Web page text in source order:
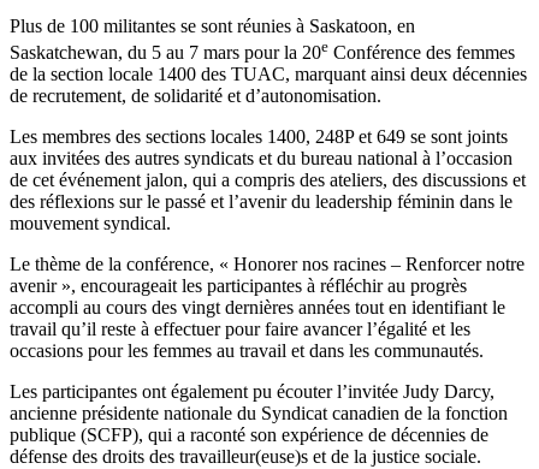
Plus de 100 militantes se sont réunies à Saskatoon, en
Saskatchewan, du 5 au 7 mars pour la 20e Conférence des femmes
de la section locale 1400 des TUAC, marquant ainsi deux décennies
de recrutement, de solidarité et d’autonomisation.
Les membres des sections locales 1400, 248P et 649 se sont joints
aux invitées des autres syndicats et du bureau national à l’occasion
de cet événement jalon, qui a compris des ateliers, des discussions et
des réflexions sur le passé et l’avenir du leadership féminin dans le
mouvement syndical.
Le thème de la conférence, « Honorer nos racines – Renforcer notre
avenir », encourageait les participantes à réfléchir au progrès
accompli au cours des vingt dernières années tout en identifiant le
travail qu’il reste à effectuer pour faire avancer l’égalité et les
occasions pour les femmes au travail et dans les communautés.
Les participantes ont également pu écouter l’invitée Judy Darcy,
ancienne présidente nationale du Syndicat canadien de la fonction
publique (SCFP), qui a raconté son expérience de décennies de
défense des droits des travailleur(euse)s et de la justice sociale.